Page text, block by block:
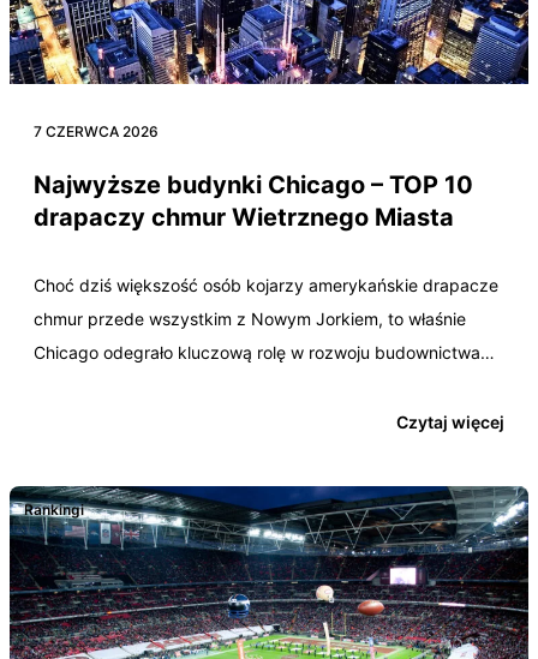
7 CZERWCA 2026
Najwyższe budynki Chicago – TOP 10
drapaczy chmur Wietrznego Miasta
Choć dziś większość osób kojarzy amerykańskie drapacze
chmur przede wszystkim z Nowym Jorkiem, to właśnie
Chicago odegrało kluczową rolę w rozwoju budownictwa
Czytaj więcej
Rankingi